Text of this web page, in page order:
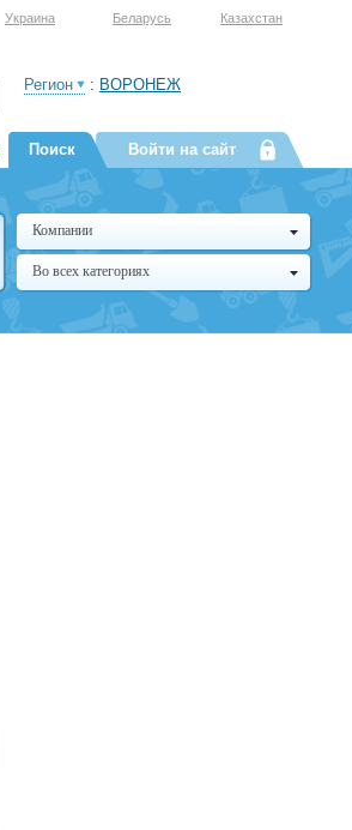
Украина Беларусь Казахстан
Регион : ВОРОНЕЖ
Поиск Войти на сайт
Компании
Во всех категориях